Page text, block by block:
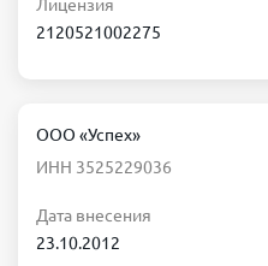
Лицензия
2120521002275
ООО «Успех»
ИНН 3525229036
Дата внесения
23.10.2012